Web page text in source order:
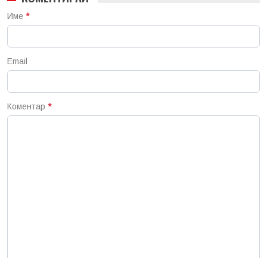
Име *
Email
Коментар *